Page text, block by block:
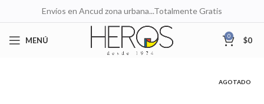
Envíos en Ancud zona urbana...Totalmente Gratis
MENÚ 0 $0
AGOTADO